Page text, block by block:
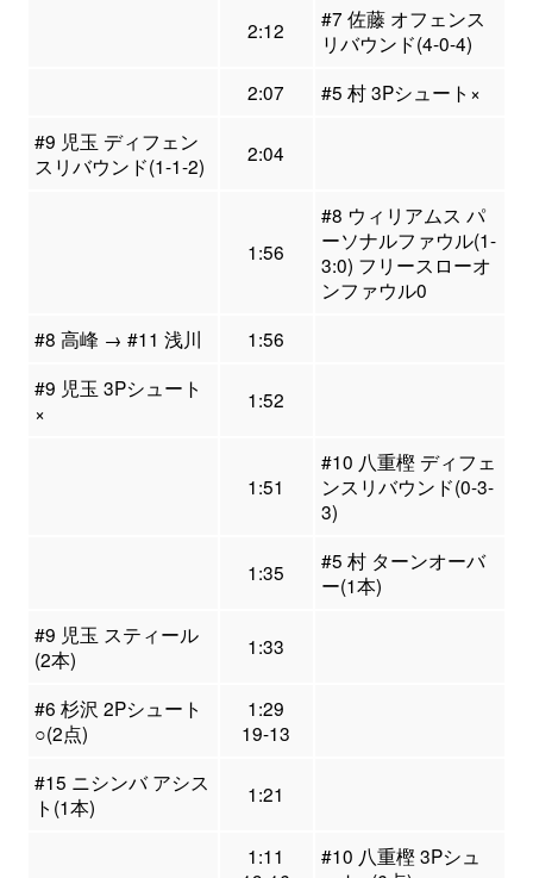
2:12
#7 佐藤 オフェンス
リバウンド(4-0-4)
2:07
#5 村 3Pシュート×
#9 児玉 ディフェン
スリバウンド(1-1-2)
2:04
1:56
#8 ウィリアムス パ
ーソナルファウル(1-
3:0) フリースローオ
ンファウル0
#8 高峰 → #11 浅川
1:56
#9 児玉 3Pシュート
×
1:52
1:51
#10 八重樫 ディフェ
ンスリバウンド(0-3-
3)
1:35
#5 村 ターンオーバ
ー(1本)
#9 児玉 スティール
(2本)
1:33
#6 杉沢 2Pシュート
○(2点)
1:29
19-13
#15 ニシンバ アシス
ト(1本)
1:21
1:11
#10 八重樫 3Pシュ